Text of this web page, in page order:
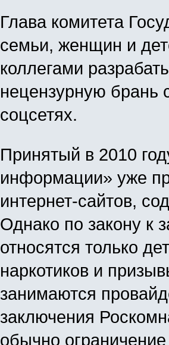
Глава комитета
семьи, женщин и
коллегами
нецензурную брань
соцсетях.
Принятый в 2010
информации» уже
интернет-сайтов,
Однако по закону к
относятся только
наркотиков и
занимаются
заключения
обычно